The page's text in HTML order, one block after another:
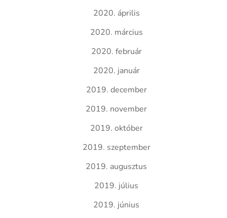
2020. április
2020. március
2020. február
2020. január
2019. december
2019. november
2019. október
2019. szeptember
2019. augusztus
2019. július
2019. június